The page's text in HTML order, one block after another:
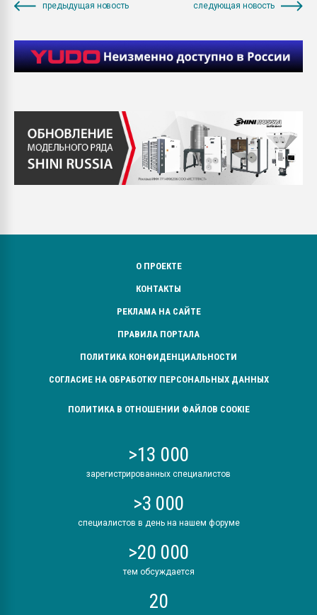
предыдущая новость следующая новость
О ПРОЕКТЕ
КОНТАКТЫ
РЕКЛАМА НА САЙТЕ
ПРАВИЛА ПОРТАЛА
ПОЛИТИКА КОНФИДЕНЦИАЛЬНОСТИ
СОГЛАСИЕ НА ОБРАБОТКУ ПЕРСОНАЛЬНЫХ ДАННЫХ
ПОЛИТИКА В ОТНОШЕНИИ ФАЙЛОВ COOKIE
>13 000
зарегистрированных специалистов
>3 000
специалистов в день на нашем форуме
>20 000
тем обсуждается
20